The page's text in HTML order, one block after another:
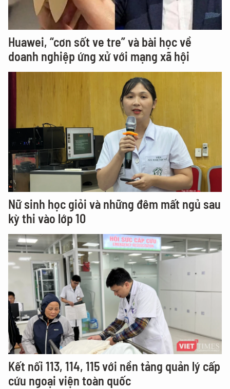
Huawei, “cơn sốt ve tre” và bài học về
doanh nghiệp ứng xử với mạng xã hội
Nữ sinh học giỏi và những đêm mất ngủ sau
kỳ thi vào lớp 10
Kết nối 113, 114, 115 với nền tảng quản lý cấp
cứu ngoại viện toàn quốc